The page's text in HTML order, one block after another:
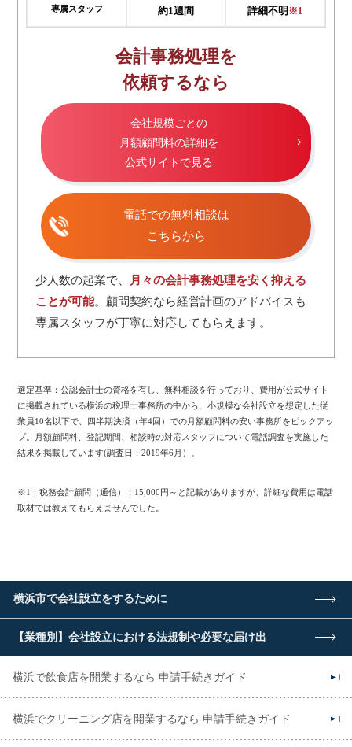
専属スタッフ 約1週間 詳細不明※1
会計事務処理を
依頼するなら
会社規模ごとの
月額顧問料の詳細を
公式サイトで見る
電話での無料相談は
こちらから
少人数の起業で、
月々の会計事務処理を安く抑える
ことが可能。顧問契約なら経営計画のアドバイスも
専属スタッフが丁寧に対応してもらえます。
選定基準：公認会計士の資格を有し、無料相談を行っており、費用が公式サイト
に掲載されている横浜の税理士事務所の中から、小規模な会社設立を想定した従
業員10名以下で、四半期決済（年4回）での月額顧問料の安い事務所をピックアッ
プ。月額顧問料、登記期間、相談時の対応スタッフについて電話調査を実施した
結果を掲載しています(調査日：2019年6月）。
※1：税務会計顧問（通信）：15,000円～と記載がありますが、詳細な費用は電話
取材では教えてもらえませんでした。
横浜市で会社設立をするために
【業種別】会社設立における法規制や必要な届け出
横浜で飲食店を開業するなら 申請手続きガイド
横浜でクリーニング店を開業するなら 申請手続きガイド